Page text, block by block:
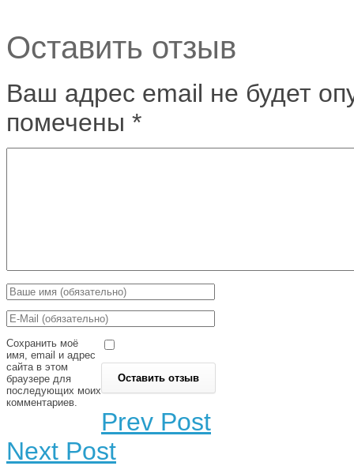
Оставить отзыв
Ваш адрес email не будет
помечены *
Сохранить моё
имя, email и адрес
сайта в этом
браузере для
последующих моих
комментариев.
Prev Post
Next Post